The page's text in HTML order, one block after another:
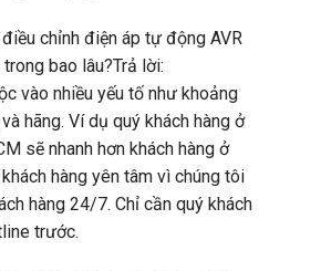
chỉnh điện áp tự động AVR
bao lâu?Trả lời:
vào nhiều yếu tố như khoảng
hãng. Ví dụ quý khách hàng ở
sẽ nhanh hơn khách hàng ở
hàng yên tâm vì chúng tôi
hàng 24/7. Chỉ cần quý khách
trước.